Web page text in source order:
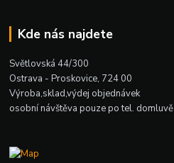
Kde nás najdete
Světlovská 44/300
Ostrava - Proskovice, 724 00
Výroba,sklad,výdej objednávek
osobní návštěva pouze po tel. domluvě